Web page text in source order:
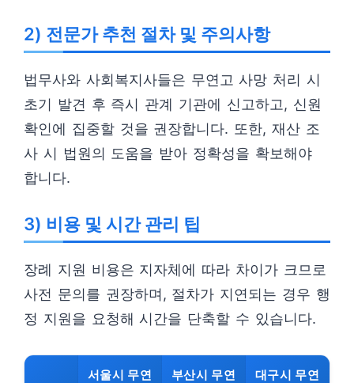
2) 전문가 추천 절차 및 주의사항
법무사와 사회복지사들은 무연고 사망 처리 시
초기 발견 후 즉시 관계 기관에 신고하고, 신원
확인에 집중할 것을 권장합니다. 또한, 재산 조
사 시 법원의 도움을 받아 정확성을 확보해야
합니다.
3) 비용 및 시간 관리 팁
장례 지원 비용은 지자체에 따라 차이가 크므로
사전 문의를 권장하며, 절차가 지연되는 경우 행
정 지원을 요청해 시간을 단축할 수 있습니다.
서울시 무연
부산시 무연
대구시 무연